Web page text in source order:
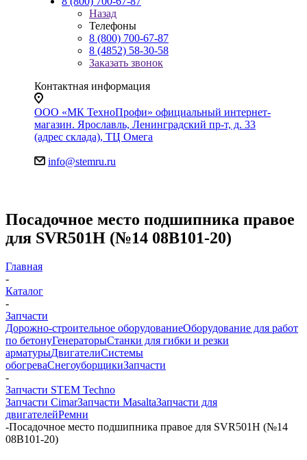
Назад
Телефоны
8 (800) 700-67-87
8 (4852) 58-30-58
Заказать звонок
Контактная информация
ООО «МК ТехноПрофи» официальный интернет-
магазин. Ярославль, Ленинградский пр-т, д. 33
(адрес склада), ТЦ Омега
info@stemru.ru
Посадочное место подшипника правое
для SVR501H (№14 08B101-20)
Главная
-
Каталог
-
Запчасти
Дорожно-строительное оборудованиеОборудование для работ
по бетонуГенераторыСтанки для гибки и резки
арматурыДвигателиСистемы
обогреваСнегоуборщикиЗапчасти
-
Запчасти STEM Techno
Запчасти CimarЗапчасти MasaltaЗапчасти для
двигателейРемни
-Посадочное место подшипника правое для SVR501H (№14
08B101-20)